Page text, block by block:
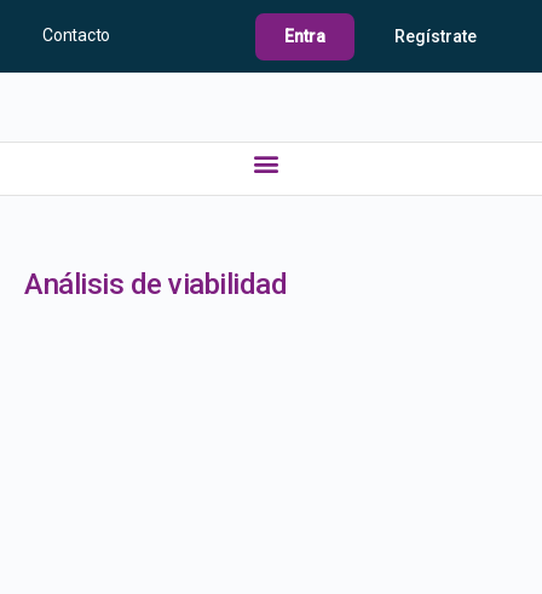
Contacto Entra Regístrate
Análisis de viabilidad